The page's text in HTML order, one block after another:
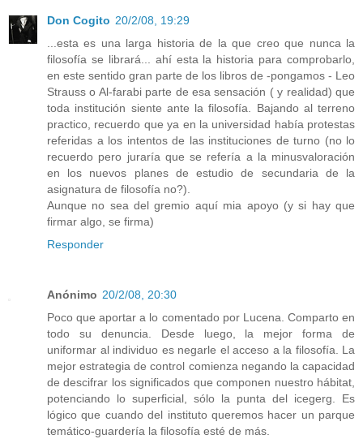
Don Cogito 20/2/08, 19:29
...esta es una larga historia de la que creo que nunca la
filosofía se librará... ahí esta la historia para comprobarlo,
en este sentido gran parte de los libros de -pongamos - Leo
Strauss o Al-farabi parte de esa sensación ( y realidad) que
toda institución siente ante la filosofía. Bajando al terreno
practico, recuerdo que ya en la universidad había protestas
referidas a los intentos de las instituciones de turno (no lo
recuerdo pero juraría que se refería a la minusvaloración
en los nuevos planes de estudio de secundaria de la
asignatura de filosofía no?).
Aunque no sea del gremio aquí mia apoyo (y si hay que
firmar algo, se firma)
Responder
Anónimo 20/2/08, 20:30
Poco que aportar a lo comentado por Lucena. Comparto en
todo su denuncia. Desde luego, la mejor forma de
uniformar al individuo es negarle el acceso a la filosofía. La
mejor estrategia de control comienza negando la capacidad
de descifrar los significados que componen nuestro hábitat,
potenciando lo superficial, sólo la punta del icegerg. Es
lógico que cuando del instituto queremos hacer un parque
temático-guardería la filosofía esté de más.